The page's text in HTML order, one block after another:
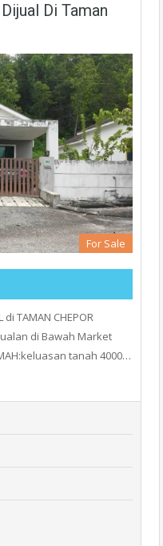
Di Taman
For Sale
di TAMAN CHEPOR
di Bawah Market
tanah 4000…